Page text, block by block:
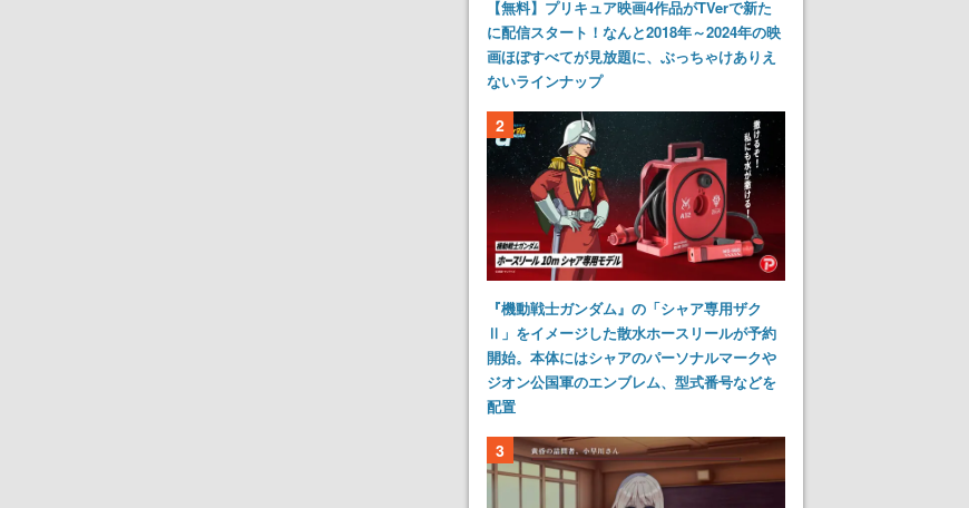
【無料】プリキュア映画4作品がTVerで新た
に配信スタート！なんと2018年～2024年の映
画ほぼすべてが見放題に、ぶっちゃけありえ
ないラインナップ
2
『機動戦士ガンダム』の「シャア専用ザク
Ⅱ」をイメージした散水ホースリールが予約
開始。本体にはシャアのパーソナルマークや
ジオン公国軍のエンブレム、型式番号などを
配置
3